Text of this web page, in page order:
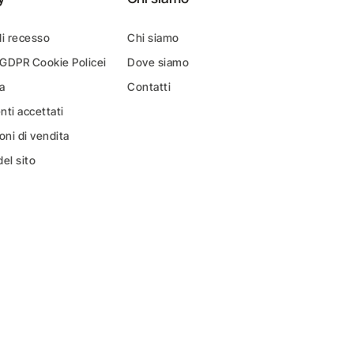
recesso
Cookie Policei
accettati
di vendita
sito
Chi siamo
Dove siamo
Contatti